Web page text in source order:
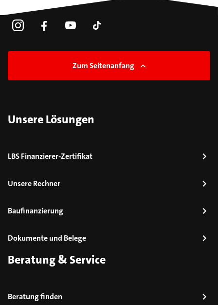
Zum Seitenanfang
Unsere Lösungen
LBS Finanzierer-Zertifikat
Unsere Rechner
Baufinanzierung
Dokumente und Belege
Beratung & Service
Beratung finden